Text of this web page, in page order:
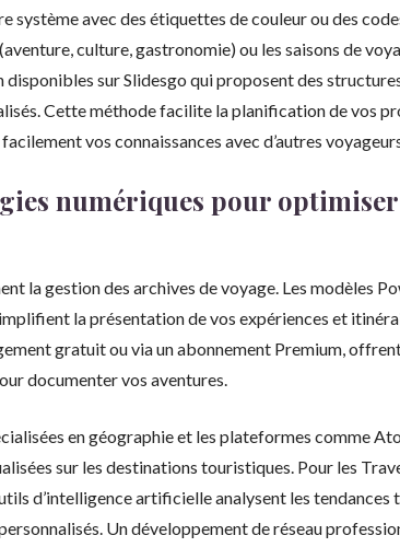
système avec des étiquettes de couleur ou des
culture, gastronomie) ou les saisons de
disponibles sur Slidesgo qui proposent des
Cette méthode facilite la planification de vos
vos connaissances avec d’autres
numériques pour optimiser
la gestion des archives de voyage. Les modèles
la présentation de vos expériences et
gratuit ou via un abonnement Premium,
documenter vos aventures.
en géographie et les plateformes comme
sur les destinations touristiques. Pour les
d’intelligence artificielle analysent les tendances
Un développement de réseau